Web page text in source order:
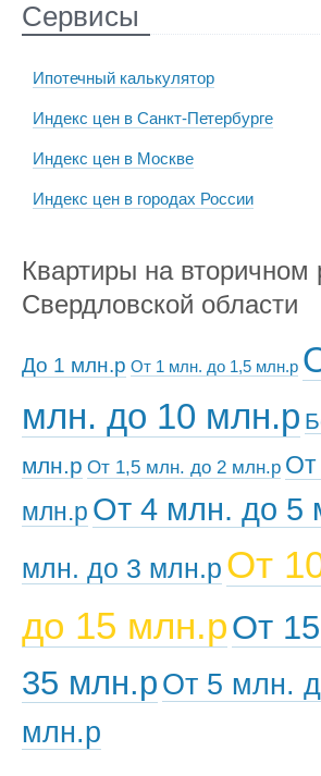
Сервисы
Ипотечный калькулятор
Индекс цен в Санкт-Петербурге
Индекс цен в Москве
Индекс цен в городах России
Квартиры на вторичном
Свердловской области
До 1 млн.р От 1 млн. до 1,5 млн.р
млн. до 10 млн.р
млн.р От 1,5 млн. до 2 млн.р От
млн.р От 4 млн. до 5
млн. до 3 млн.р От
до 15 млн.рОт
35 млн.р От 5 млн.
млн.р